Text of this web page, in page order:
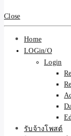
รับโพส
บ้าน
Close
Home
LOGin/O
Login
รับจ้างโพสต์